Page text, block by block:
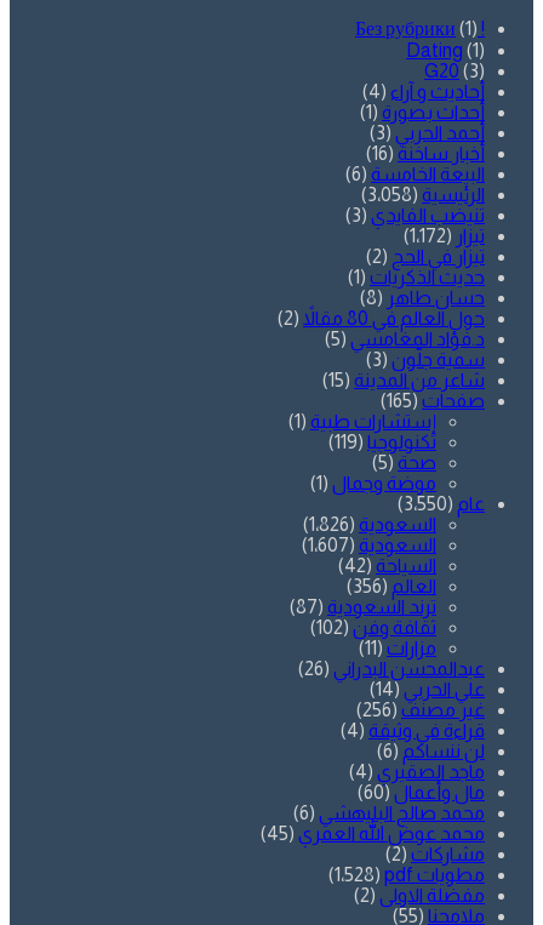
! Без рубрики
(1)
Dating (1)
G20 (3)
أحاديث و آراء (4)
أحداث بصورة (1)
أحمد الحربي (3)
أخبار ساخنة (16)
البيعة الخامسة (6)
الرئيسية (3٬058)
تنيضب الفايدي (3)
تيزار (1٬172)
تيزار في الحج (2)
حديث الذكريات (1)
حسان طاهر (8)
حول العالم في 80 مقالاً
(2)
د.فؤاد المغامسي (5)
سمية جلّون (3)
شاعر من المدينة (15)
صفحات (165)
إستشارات طبية (1)
تكنولوجيا (119)
صحة (5)
موضة وجمال (1)
عام (3٬550)
السعودية (1٬826)
السعودية (1٬607)
السياحة (42)
العالم (356)
ترند السعودية (87)
ثقافة وفن (102)
مزارات (11)
عبدالمحسن البدراني (26)
علي الحربي (14)
غير مصنف (256)
قراءة في وثيقة (4)
لن ننساكم (6)
ماجد الصقيري (4)
مال وأعمال (60)
محمد صالح البليهشي (6)
محمد عوض الله العمري (45)
مشاركات (2)
مطويات pdf
(1٬528)
مفضلة الاولى (2)
ملامحنا (55)